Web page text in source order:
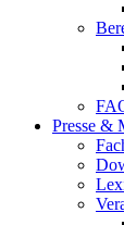
Presse &